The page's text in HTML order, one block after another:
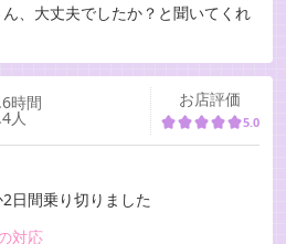
、大丈夫でしたか？と聞いてくれ
6時間
4人
お店評価
5.0
日間乗り切りました
対応